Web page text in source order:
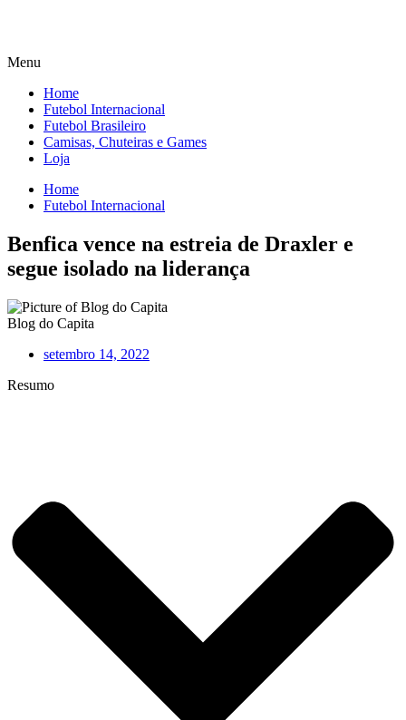
Menu
Home
Futebol Internacional
Futebol Brasileiro
Camisas, Chuteiras e Games
Loja
Home
Futebol Internacional
Benfica vence na estreia de Draxler e
segue isolado na liderança
Blog do Capita
setembro 14, 2022
Resumo